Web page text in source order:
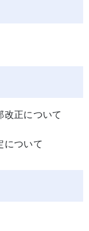
改正について
について